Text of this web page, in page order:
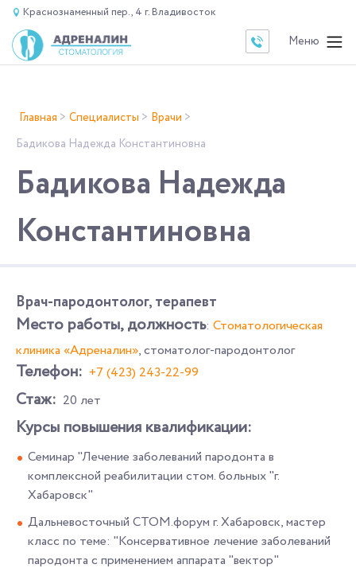
Краснознаменный пер., 4 г. Владивосток
Главная > Специалисты > Врачи >
Бадикова Надежда Константиновна
Бадикова Надежда
Константиновна
Врач-пародонтолог, терапевт
Место работы, должность: Стоматологическая
клиника «Адреналин», стоматолог-пародонтолог
Телефон: +7 (423) 243-22-99
Стаж: 20 лет
Курсы повышения квалификации:
Семинар "Лечение заболеваний пародонта в
комплексной реабилитации стом. больных "г.
Хабаровск"
Дальневосточный СТОМ.форум г. Хабаровск, мастер
класс по теме: "Консервативное лечение заболеваний
пародонта с применением аппарата "вектор"